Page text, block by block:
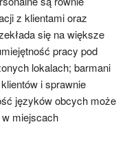
z klientami oraz
się na większe
pracy pod
lokalach; barmani
i sprawnie
języków obcych może
miejscach